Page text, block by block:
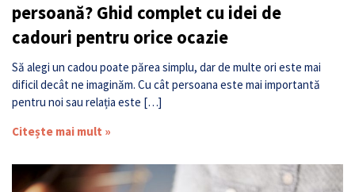
persoană? Ghid complet cu idei de
cadouri pentru orice ocazie
Să alegi un cadou poate părea simplu, dar de multe ori este mai
dificil decât ne imaginăm. Cu cât persoana este mai importantă
pentru noi sau relația este […]
Citește mai mult »